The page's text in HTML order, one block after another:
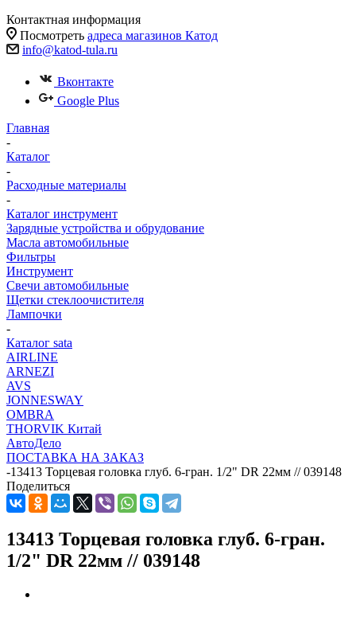
Контактная информация
Посмотреть адреса магазинов Катод
info@katod-tula.ru
Вконтакте
Google Plus
Главная
-
Каталог
-
Расходные материалы
-
Каталог инструмент
Зарядные устройства и обрудование
Масла автомобильные
Фильтры
Инструмент
Свечи автомобильные
Щетки стеклоочистителя
Лампочки
-
Каталог sata
AIRLINE
ARNEZI
AVS
JONNESWAY
OMBRA
THORVIK Китай
АвтоДело
ПОСТАВКА НА ЗАКАЗ
-13413 Торцевая головка глуб. 6-гран. 1/2" DR 22мм // 039148
Поделиться
13413 Торцевая головка глуб. 6-гран.
1/2" DR 22мм // 039148